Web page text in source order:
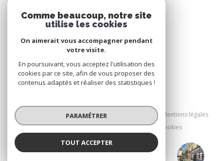
Marney Property
Nos honoraires
Nos partenaires
Mentions légales
Admin
Politique RGPD Cookies
Réalisé par :
Comme beaucoup, notre site
utilise les cookies
On aimerait vous accompagner pendant
votre visite.
En poursuivant, vous acceptez l'utilisation des
cookies par ce site, afin de vous proposer des
contenus adaptés et réaliser des statistiques !
PARAMÉTRER
TOUT ACCEPTER